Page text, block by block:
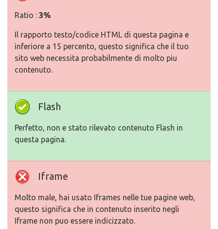
Ratio : 3%
Il rapporto testo/codice HTML di questa pagina e
inferiore a 15 percento, questo significa che il tuo
sito web necessita probabilmente di molto piu
contenuto.
Flash
Perfetto, non e stato rilevato contenuto Flash in
questa pagina.
Iframe
Molto male, hai usato Iframes nelle tue pagine web,
questo significa che in contenuto inserito negli
Iframe non puo essere indicizzato.